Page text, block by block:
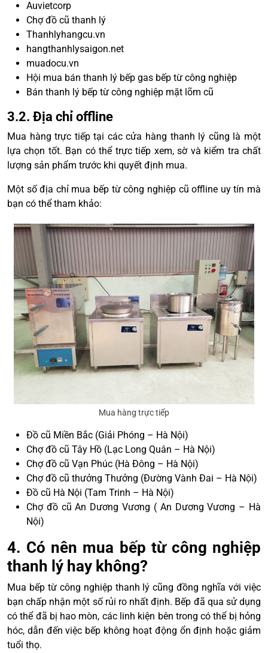
Auvietcorp
Chợ đồ cũ thanh lý
Thanhlyhangcu.vn
hangthanhlysaigon.net
muadocu.vn
Hội mua bán thanh lý bếp gas bếp từ công nghiệp
Bán thanh lý bếp từ công nghiệp mặt lõm cũ
3.2. Địa chỉ offline
Mua hàng trực tiếp tại các cửa hàng thanh lý cũng là một
lựa chọn tốt. Bạn có thể trực tiếp xem, sờ và kiểm tra chất
lượng sản phẩm trước khi quyết định mua.
Một số địa chỉ mua bếp từ công nghiệp cũ offline uy tín mà
bạn có thể tham khảo:
Mua hàng trực tiếp
Đồ cũ Miền Bắc (Giải Phóng – Hà Nội)
Chợ đồ cũ Tây Hồ (Lạc Long Quân – Hà Nội)
Chợ đồ cũ Vạn Phúc (Hà Đông – Hà Nội)
Chợ đồ cũ thưởng Thưởng (Đường Vành Đai – Hà Nội)
Đồ cũ Hà Nội (Tam Trinh – Hà Nội)
Chợ đồ cũ An Dương Vương ( An Dương Vương – Hà
Nội)
4. Có nên mua bếp từ công nghiệp
thanh lý hay không?
Mua bếp từ công nghiệp thanh lý cũng đồng nghĩa với việc
bạn chấp nhận một số rủi ro nhất định. Bếp đã qua sử dụng
có thể đã bị hao mòn, các linh kiện bên trong có thể bị hỏng
hóc, dẫn đến việc bếp không hoạt động ổn định hoặc giảm
tuổi thọ.